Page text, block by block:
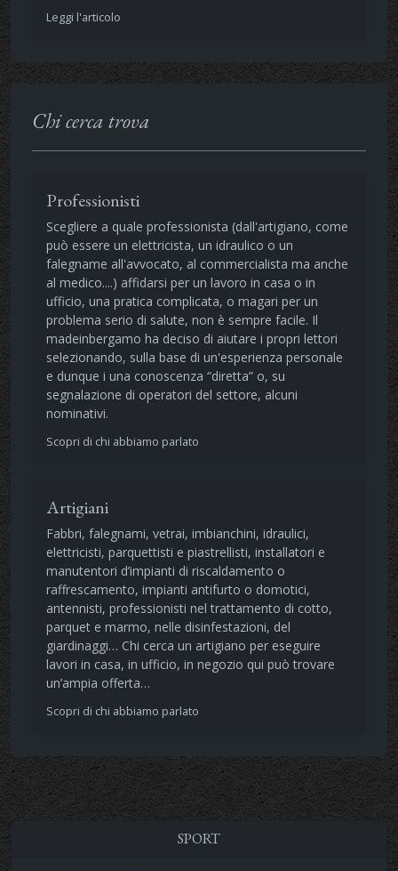
Leggi l'articolo
Chi cerca trova
Professionisti
Scegliere a quale professionista (dall'artigiano, come
può essere un elettricista, un idraulico o un
falegname all'avvocato, al commercialista ma anche
al medico....) affidarsi per un lavoro in casa o in
ufficio, una pratica complicata, o magari per un
problema serio di salute, non è sempre facile. Il
madeinbergamo ha deciso di aiutare i propri lettori
selezionando, sulla base di un'esperienza personale
e dunque i una conoscenza “diretta” o, su
segnalazione di operatori del settore, alcuni
nominativi.
Scopri di chi abbiamo parlato
Artigiani
Fabbri, falegnami, vetrai, imbianchini, idraulici,
elettricisti, parquettisti e piastrellisti, installatori e
manutentori d’impianti di riscaldamento o
raffrescamento, impianti antifurto o domotici,
antennisti, professionisti nel trattamento di cotto,
parquet e marmo, nelle disinfestazioni, del
giardinaggi… Chi cerca un artigiano per eseguire
lavori in casa, in ufficio, in negozio qui può trovare
un’ampia offerta…
Scopri di chi abbiamo parlato
SPORT